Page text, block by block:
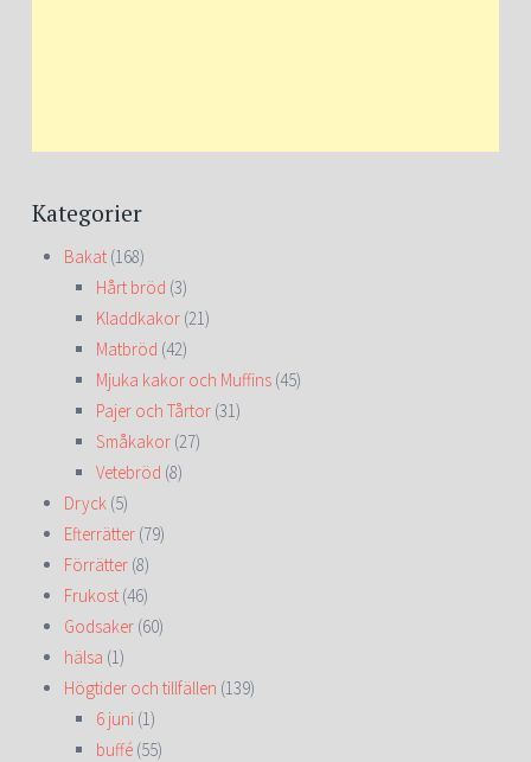
Kategorier
Bakat (168)
Hårt bröd (3)
Kladdkakor (21)
Matbröd (42)
Mjuka kakor och Muffins (45)
Pajer och Tårtor (31)
Småkakor (27)
Vetebröd (8)
Dryck (5)
Efterrätter (79)
Förrätter (8)
Frukost (46)
Godsaker (60)
hälsa (1)
Högtider och tillfällen (139)
6 juni (1)
buffé (55)